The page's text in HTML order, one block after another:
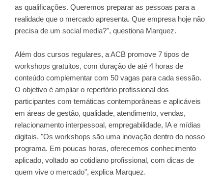
as qualificações. Queremos preparar as pessoas para a
realidade que o mercado apresenta. Que empresa hoje não
precisa de um social media?", questiona Marquez.
Além dos cursos regulares, a ACB promove 7 tipos de
workshops gratuitos, com duração de até 4 horas de
conteúdo complementar com 50 vagas para cada sessão.
O objetivo é ampliar o repertório profissional dos
participantes com temáticas contemporâneas e aplicáveis
em áreas de gestão, qualidade, atendimento, vendas,
relacionamento interpessoal, empregabilidade, IA e mídias
digitais. "Os workshops são uma inovação dentro do nosso
programa. Em poucas horas, oferecemos conhecimento
aplicado, voltado ao cotidiano profissional, com dicas de
quem vive o mercado", explica Marquez.